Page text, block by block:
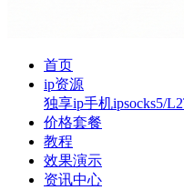
首页
ip资源
独享ip手机ipsocks5/
价格套餐
教程
效果演示
资讯中心